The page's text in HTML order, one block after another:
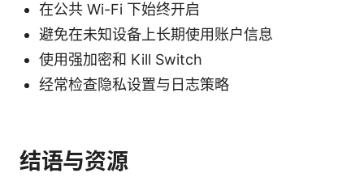
在公共 Wi-Fi 下始终开启
避免在未知设备上长期使用账户信息
使用强加密和 Kill Switch
经常检查隐私设置与日志策略
结语与资源